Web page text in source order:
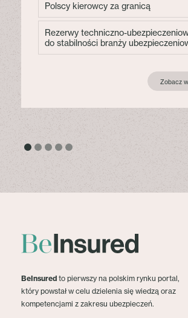
Polscy kierowcy za granicą
Rezerwy techniczno-
do stabilności branży
Zobacz
BeInsured to pierwszy na polskim rynku portal,
który powstał w celu dzielenia się wiedzą oraz
kompetencjami z zakresu ubezpieczeń.